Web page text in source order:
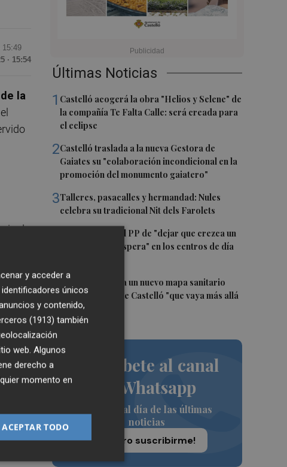
Últimas Noticias
1 Castelló acogerá la obra "Helios y Selene" de
la compañía Te Falta Calle: será creada para
el eclipse
2Castelló traslada a la nueva Gestora de
Gaiates su "colaboración incondicional en la
promoción del monumento gaiatero"
3Talleres, pasacalles y hermandad: Nules
celebra su tradicional Nit dels Farolets
El PSPV acusa al PP de "dejar que crezca un
31 % la lista de espera" en los centros de día
5El PSPV reclama un nuevo mapa sanitario
para la ciudad de Castelló "que vaya más allá
de parches"
Suscríbete al canal
de Whatsapp
Siempre al día de las últimas
noticias
¡Quiero suscribirme!
15:49
· 15:54
la
de
la
de
con
y acceder a
únicos
y contenido,
(1913) también
web. Algunos
derecho a
momento en
ACEPTAR TODO